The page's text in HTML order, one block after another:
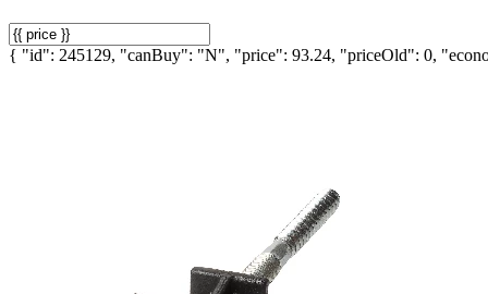
{ "id": 245129, "canBuy": "N", "price": 93.24, "priceOld": 0,